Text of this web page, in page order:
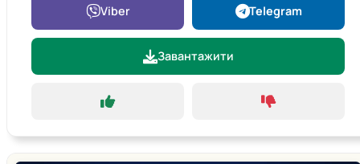
Viber Telegram
Завантажити